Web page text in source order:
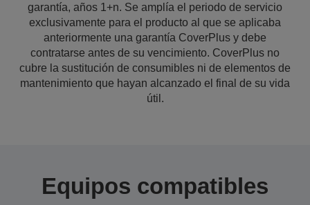
garantía, años 1+n. Se amplía el periodo de servicio
exclusivamente para el producto al que se aplicaba
anteriormente una garantía CoverPlus y debe
contratarse antes de su vencimiento. CoverPlus no
cubre la sustitución de consumibles ni de elementos de
mantenimiento que hayan alcanzado el final de su vida
útil.
Equipos compatibles